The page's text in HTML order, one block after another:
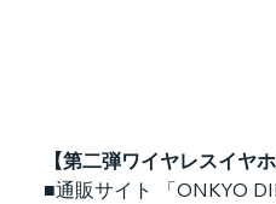
【第二弾ワイヤレスイヤ
■通販サイト 「ONKYO